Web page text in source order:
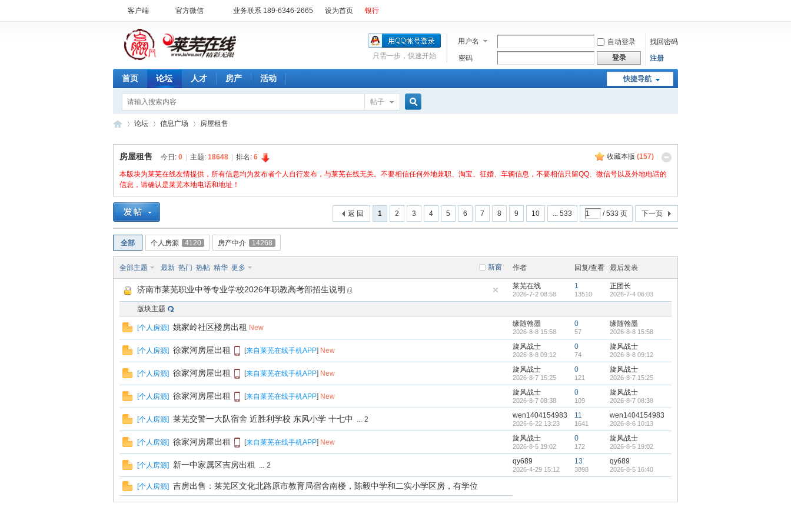
客户端 官方微信 业务联系 189-6346-2665 设为首页 银行
用户名 自动登录
找回密码
密码
登录 注册
只需一步，快速开始
快捷导航
首页 论坛 人才 房产 活动
帖子
索
济
在
»
论坛
›
信息广场
›
房屋租售
收藏本版 (157)
房屋租售 今日: 0 主题: 18648 排名: 6
本版块为莱芜在线友情提供，所有信息均为发布者个人自行发布，与莱芜在线无关。不要相信任何外地兼职、淘宝、征婚、车辆信息，不要相信只留QQ、微信号以及外地电话的
信息，请确认是莱芜本地电话和地址！
1 2 3 4 5 6 7 8 9 10 ... 533 / 533 页 下一页
返 回
全部 个人房源 4120 房产中介 14268
新窗
全部主题 最新 热门 热帖 精华 更多 作者 回复/查看 最后发表
济南市莱芜职业中等专业学校2026年职教高考部招生说明 莱芜在线
2026-7-2 08:58
1
13510
正团长
2026-7-4 06:03
版块主题
[个人房源] 姚家岭社区楼房出租 New 缘随翰墨
2026-8-8 15:58
0
57
缘随翰墨
2026-8-8 15:58
[个人房源] 徐家河房屋出租 [来自莱芜在线手机APP] New 旋风战士
2026-8-8 09:12
0
74
旋风战士
2026-8-8 09:12
[个人房源] 徐家河房屋出租 [来自莱芜在线手机APP] New 旋风战士
2026-8-7 15:25
0
121
旋风战士
2026-8-7 15:25
[个人房源] 徐家河房屋出租 [来自莱芜在线手机APP] New 旋风战士
2026-8-7 08:38
0
109
旋风战士
2026-8-7 08:38
[个人房源] 莱芜交警一大队宿舍 近胜利学校 东风小学 十七中 ... 2 wen1404154983
2026-6-22 13:23
11
1641
wen1404154983
2026-8-6 10:13
[个人房源] 徐家河房屋出租 [来自莱芜在线手机APP] New 旋风战士
2026-8-5 19:02
0
172
旋风战士
2026-8-5 19:02
[个人房源] 新一中家属区吉房出租 ... 2 qy689
2026-4-29 15:12
13
3898
qy689
2026-8-5 16:40
[个人房源] 吉房出售：莱芜区文化北路原市教育局宿舍南楼，陈毅中学和二实小学区房，有学位
自莱芜在线手机APP]... 2 3 4 5 6 .. 23